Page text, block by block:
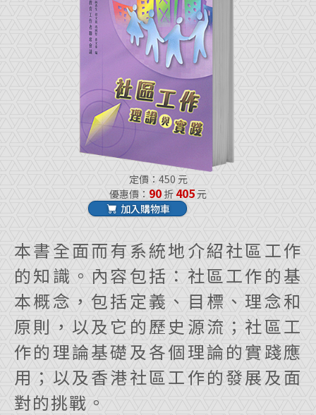
定價：450 元
優惠價： 90 折 405元
加入購物車
本書全面而有系統地介紹社區工作
的知識。內容包括：社區工作的基
本概念，包括定義、目標、理念和
原則，以及它的歷史源流；社區工
作的理論基礎及各個理論的實踐應
用；以及香港社區工作的發展及面
對的挑戰。